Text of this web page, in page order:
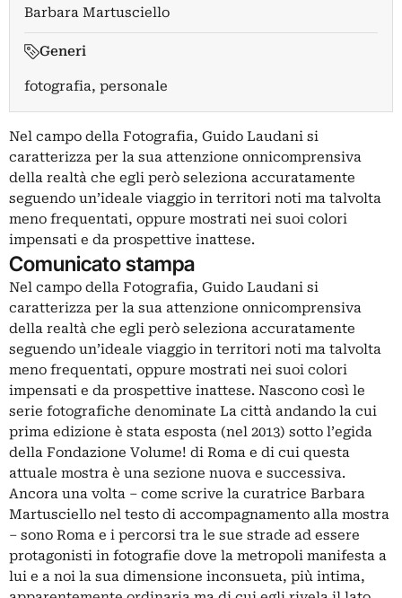
Barbara Martusciello
Generi
fotografia, personale
Nel campo della Fotografia, Guido Laudani si
caratterizza per la sua attenzione onnicomprensiva
della realtà che egli però seleziona accuratamente
seguendo un’ideale viaggio in territori noti ma talvolta
meno frequentati, oppure mostrati nei suoi colori
impensati e da prospettive inattese.
Comunicato stampa
Nel campo della Fotografia, Guido Laudani si
caratterizza per la sua attenzione onnicomprensiva
della realtà che egli però seleziona accuratamente
seguendo un’ideale viaggio in territori noti ma talvolta
meno frequentati, oppure mostrati nei suoi colori
impensati e da prospettive inattese. Nascono così le
serie fotografiche denominate La città andando la cui
prima edizione è stata esposta (nel 2013) sotto l’egida
della Fondazione Volume! di Roma e di cui questa
attuale mostra è una sezione nuova e successiva.
Ancora una volta – come scrive la curatrice Barbara
Martusciello nel testo di accompagnamento alla mostra
– sono Roma e i percorsi tra le sue strade ad essere
protagonisti in fotografie dove la metropoli manifesta a
lui e a noi la sua dimensione inconsueta, più intima,